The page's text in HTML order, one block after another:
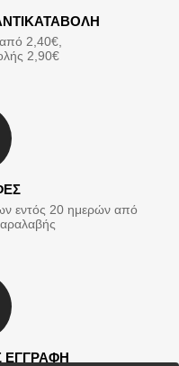
2,40€,
2,90€
εντός 20 ημερών από
ΕΓΓΡΑΦΗ